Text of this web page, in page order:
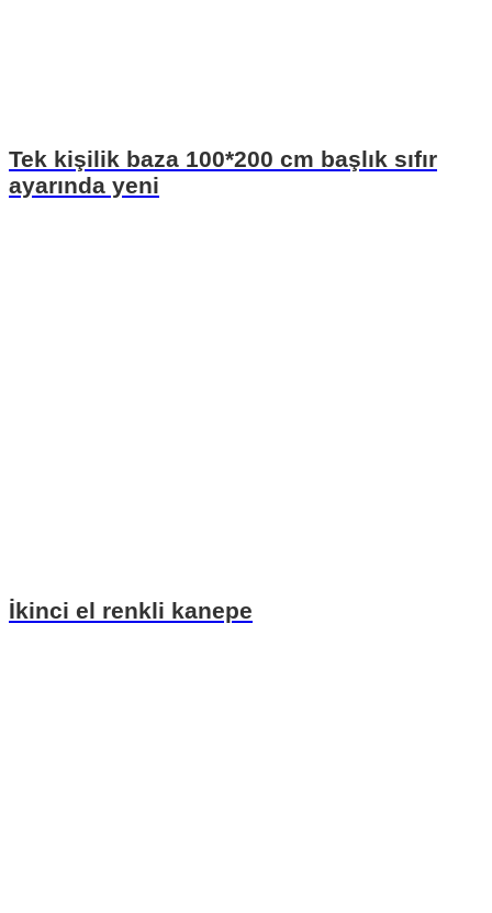
Tek kişilik baza 100*200 cm başlık sıfır
ayarında yeni
İkinci el renkli kanepe